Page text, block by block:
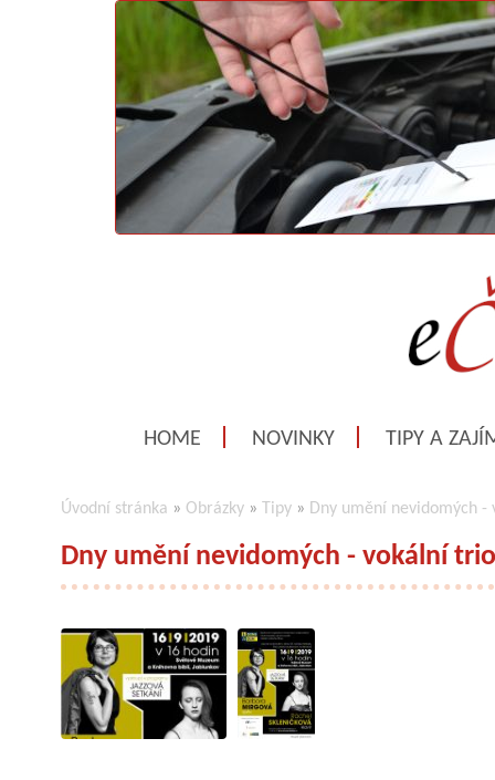
HOME NOVINKY TIPY A
Úvodní stránka » Obrázky » Tipy » Dny umění nevidomých -
Dny umění nevidomých - vokální